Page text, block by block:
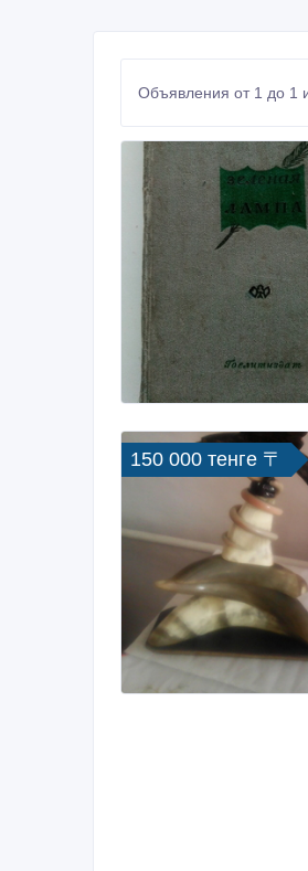
Объявления от 1 до 1
150 000 тенге 〒